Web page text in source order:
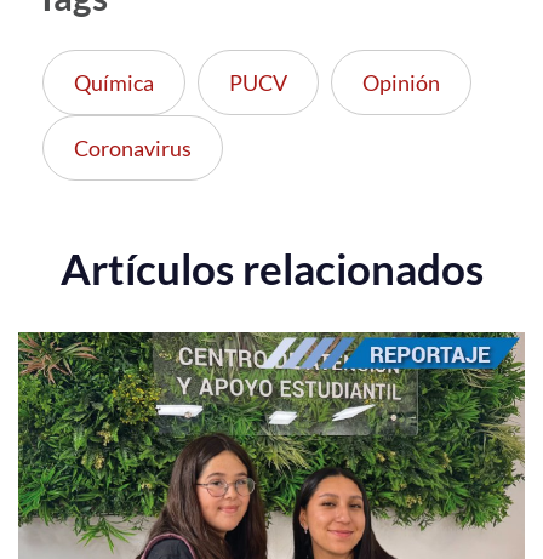
Química PUCV Opinión
Coronavirus
Artículos relacionados